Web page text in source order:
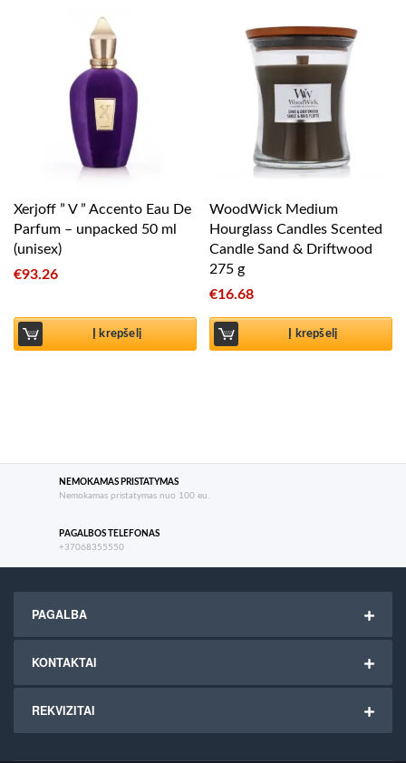
Xerjoff ” V ” Accento Eau De
Parfum – unpacked 50 ml
(unisex)
€93.26
Į krepšelį
WoodWick Medium
Hourglass Candles Scented
Candle Sand & Driftwood
275 g
€16.68
Į krepšelį
NEMOKAMAS PRISTATYMAS
Nemokamas pristatymas nuo 100 eu.
PAGALBOS TELEFONAS
+37068355550
PAGALBA
KONTAKTAI
REKVIZITAI